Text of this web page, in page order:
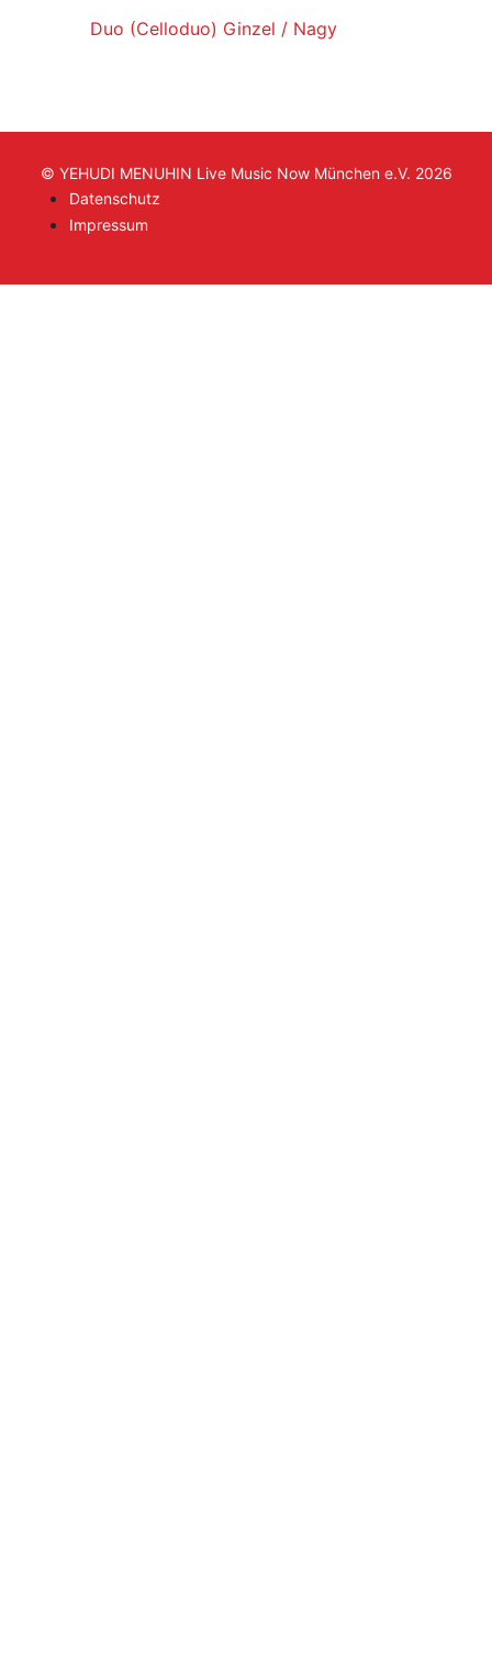
Duo (Celloduo) Ginzel / Nagy
© YEHUDI MENUHIN Live Music Now München e.V. 2026
Datenschutz
Impressum